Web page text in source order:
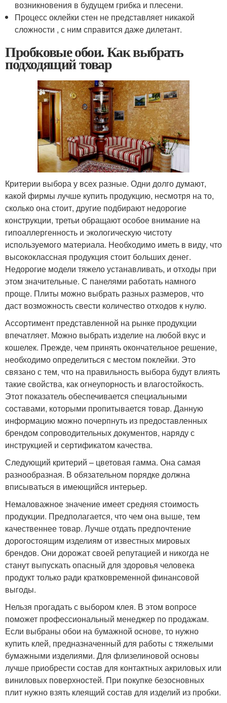
возникновения в будущем грибка и плесени.
Процесс оклейки стен не представляет никакой
сложности , с ним справится даже дилетант.
Пробковые обои. Как выбрать
подходящий товар
Критерии выбора у всех разные. Одни долго думают,
какой фирмы лучше купить продукцию, несмотря на то,
сколько она стоит, другие подбирают недорогие
конструкции, третьи обращают особое внимание на
гипоаллергенность и экологическую чистоту
используемого материала. Необходимо иметь в виду, что
высококлассная продукция стоит больших денег.
Недорогие модели тяжело устанавливать, и отходы при
этом значительные. С панелями работать намного
проще. Плиты можно выбрать разных размеров, что
даст возможность свести количество отходов к нулю.
Ассортимент представленной на рынке продукции
впечатляет. Можно выбрать изделие на любой вкус и
кошелек. Прежде, чем принять окончательное решение,
необходимо определиться с местом поклейки. Это
связано с тем, что на правильность выбора будут влиять
такие свойства, как огнеупорность и влагостойкость.
Этот показатель обеспечивается специальными
составами, которыми пропитывается товар. Данную
информацию можно почерпнуть из предоставленных
брендом сопроводительных документов, наряду с
инструкцией и сертификатом качества.
Следующий критерий – цветовая гамма. Она самая
разнообразная. В обязательном порядке должна
вписываться в имеющийся интерьер.
Немаловажное значение имеет средняя стоимость
продукции. Предполагается, что чем она выше, тем
качественнее товар. Лучше отдать предпочтение
дорогостоящим изделиям от известных мировых
брендов. Они дорожат своей репутацией и никогда не
станут выпускать опасный для здоровья человека
продукт только ради кратковременной финансовой
выгоды.
Нельзя прогадать с выбором клея. В этом вопросе
поможет профессиональный менеджер по продажам.
Если выбраны обои на бумажной основе, то нужно
купить клей, предназначенный для работы с тяжелыми
бумажными изделиями. Для флизелиновой основы
лучше приобрести состав для контактных акриловых или
виниловых поверхностей. При покупке безосновных
плит нужно взять клеящий состав для изделий из пробки.